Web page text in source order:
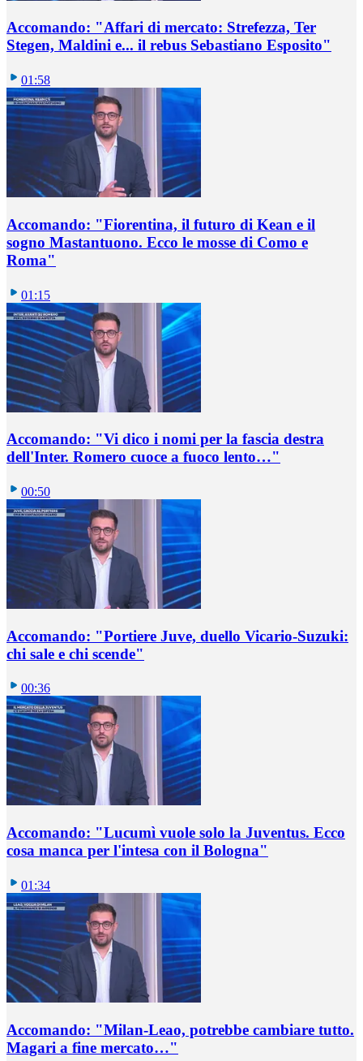
Accomando: "Affari di mercato: Strefezza, Ter
Stegen, Maldini e... il rebus Sebastiano Esposito"
01:58
Accomando: "Fiorentina, il futuro di Kean e il
sogno Mastantuono. Ecco le mosse di Como e
Roma"
01:15
Accomando: "Vi dico i nomi per la fascia destra
dell'Inter. Romero cuoce a fuoco lento…"
00:50
Accomando: "Portiere Juve, duello Vicario-Suzuki:
chi sale e chi scende"
00:36
Accomando: "Lucumì vuole solo la Juventus. Ecco
cosa manca per l'intesa con il Bologna"
01:34
Accomando: "Milan-Leao, potrebbe cambiare tutto.
Magari a fine mercato…"